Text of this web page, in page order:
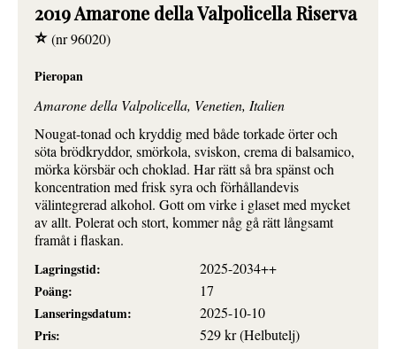
2019 Amarone della Valpolicella Riserva
⭐(nr 96020)
Pieropan
Amarone della Valpolicella, Venetien, Italien
Nougat-tonad och kryddig med både torkade örter och
söta brödkryddor, smörkola, sviskon, crema di balsamico,
mörka körsbär och choklad. Har rätt så bra spänst och
koncentration med frisk syra och förhållandevis
välintegrerad alkohol. Gott om virke i glaset med mycket
av allt. Polerat och stort, kommer någ gå rätt långsamt
framåt i flaskan.
Lagringstid:
2025-2034++
Poäng:
17
Lanseringsdatum:
2025-10-10
Pris:
529 kr (Helbutelj)